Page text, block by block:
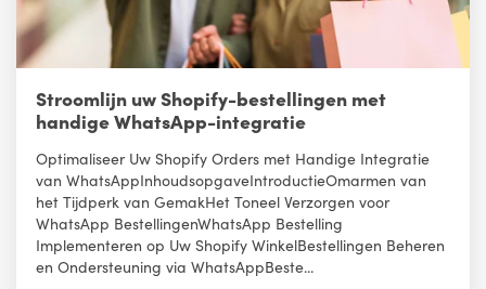
Stroomlijn uw Shopify-bestellingen met
handige WhatsApp-integratie
Optimaliseer Uw Shopify Orders met Handige Integratie
van WhatsAppInhoudsopgaveIntroductieOmarmen van
het Tijdperk van GemakHet Toneel Verzorgen voor
WhatsApp BestellingenWhatsApp Bestelling
Implementeren op Uw Shopify WinkelBestellingen Beheren
en Ondersteuning via WhatsAppBeste...